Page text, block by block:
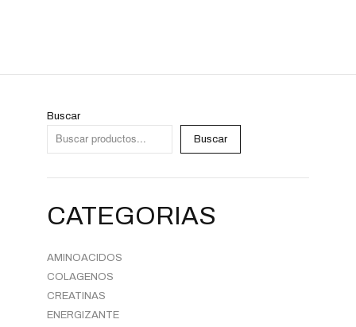
Buscar
Buscar
CATEGORIAS
AMINOACIDOS
COLAGENOS
CREATINAS
ENERGIZANTE